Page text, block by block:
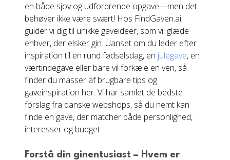
en både sjov og udfordrende opgave—men det
behøver ikke være svært! Hos FindGaven.ai
guider vi dig til unikke gaveideer, som vil glæde
enhver, der elsker gin. Uanset om du leder efter
inspiration til en rund fødselsdag, en julegave, en
værtindegave eller bare vil forkæle en ven, så
finder du masser af brugbare tips og
gaveinspiration her. Vi har samlet de bedste
forslag fra danske webshops, så du nemt kan
finde en gave, der matcher både personlighed,
interesser og budget.
Forstå din ginentusiast – Hvem er